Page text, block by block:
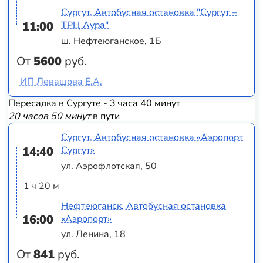
11:00
От 5600 руб.
Сургут, Автобусная остановка "Сургут –
ТРЦ Аура"
ш. Нефтеюганское, 1Б
ИП Левашова Е.А.
Пересадка в Сургуте - 3 часа 40 минут
20 часов 50 минутв пути
14:40
1 ч 20 м
16:00
От841 руб.
Сургут, Автобусная остановка «Аэропорт
Сургут»
ул. Аэрофлотская, 50
Нефтеюганск, Автобусная остановка
«Аэропорт»
ул. Ленина, 18